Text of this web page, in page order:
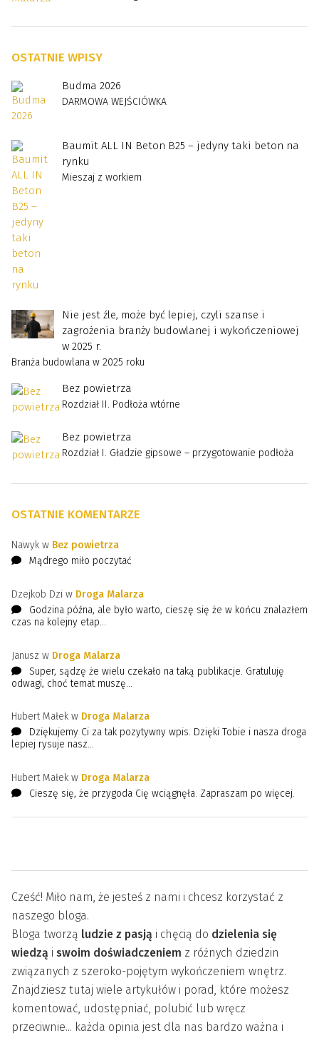
OSTATNIE WPISY
Budma 2026
DARMOWA WEJŚCIÓWKA
Baumit ALL IN Beton B25 – jedyny taki beton na
rynku
Mieszaj z workiem
Nie jest źle, może być lepiej, czyli szanse i
zagrożenia branży budowlanej i wykończeniowej
w 2025 r.
Branża budowlana w 2025 roku
Bez powietrza
Rozdział II. Podłoża wtórne
Bez powietrza
Rozdział I. Gładzie gipsowe – przygotowanie podłoża
OSTATNIE KOMENTARZE
Nawyk w Bez powietrza
Mądrego miło poczytać
Dzejkob Dzi w Droga Malarza
Godzina późna, ale było warto, cieszę się że w końcu znalazłem
czas na kolejny etap...
Janusz w Droga Malarza
Super, sądzę że wielu czekało na taką publikacje. Gratuluję
odwagi, choć temat muszę...
Hubert Małek w Droga Malarza
Dziękujemy Ci za tak pozytywny wpis. Dzięki Tobie i nasza droga
lepiej rysuje nasz...
Hubert Małek w Droga Malarza
Cieszę się, że przygoda Cię wciągnęła. Zapraszam po więcej.
Cześć! Miło nam, że jesteś z nami i chcesz korzystać z
naszego bloga.
Bloga tworzą ludzie z pasją i chęcią do dzielenia się
wiedzą i swoim doświadczeniem z różnych dziedzin
związanych z szeroko-pojętym wykończeniem wnętrz.
Znajdziesz tutaj wiele artykułów i porad, które możesz
komentować, udostępniać, polubić lub wręcz
przeciwnie... każda opinia jest dla nas bardzo ważna i